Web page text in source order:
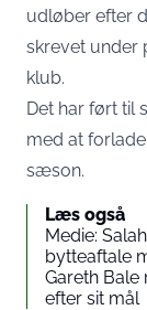
udløber efter
skrevet under
klub.
Det har ført til
med at
sæson.
Læs også
Medie:
bytteaftale
Gareth
efter sit mål